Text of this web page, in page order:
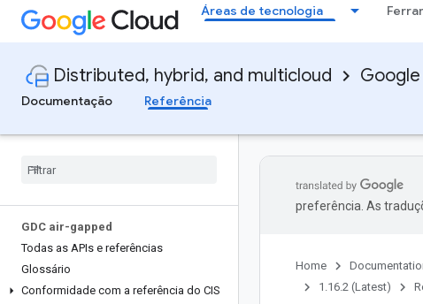
Áreas de tecnologia
Distributed, hybrid, and multicloud
Documentação
Referência
GDC air-gapped
Todas as APIs e referências
Glossário
Conformidade com a referência do CIS
preferência. As
Home
1.16.2 (Latest)